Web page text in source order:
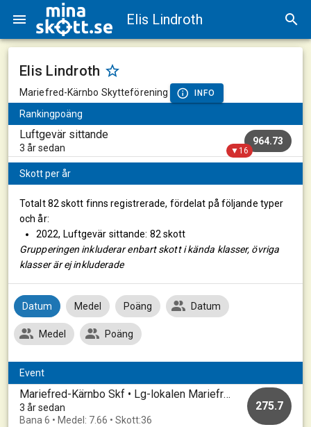
Elis Lindroth
Elis Lindroth
Mariefred-Kärnbo Skytteförening INFO
Rankingpoäng
Luftgevär sittande
3 år sedan
964.73
▼16
Skott per år
Totalt 82 skott finns registrerade, fördelat på följande typer
och år:
2022, Luftgevär sittande: 82 skott
Grupperingen inkluderar enbart skott i kända klasser, övriga
klasser är ej inkluderade
Datum Medel Poäng Datum
Medel Poäng
Event
Mariefred-Kärnbo Skf • Lg-lokalen Mariefred • 20221101
3 år sedan
Bana 6 • Medel: 7.66 • Skott:36
275.7